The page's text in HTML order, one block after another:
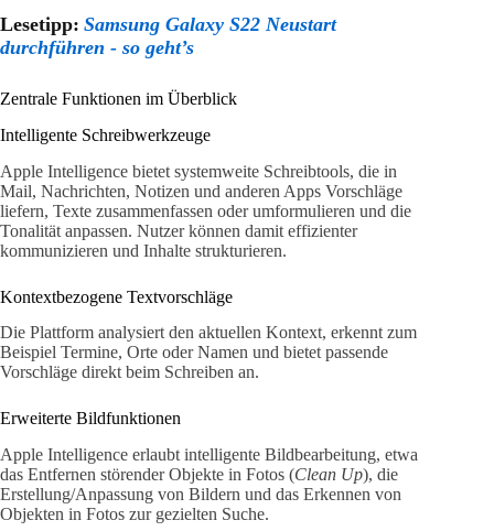
Lesetipp: Samsung Galaxy S22 Neustart
durchführen - so geht’s
Zentrale Funktionen im Überblick
Intelligente Schreibwerkzeuge
Apple Intelligence bietet systemweite Schreibtools, die in
Mail, Nachrichten, Notizen und anderen Apps Vorschläge
liefern, Texte zusammenfassen oder umformulieren und die
Tonalität anpassen. Nutzer können damit effizienter
kommunizieren und Inhalte strukturieren.
Kontextbezogene Textvorschläge
Die Plattform analysiert den aktuellen Kontext, erkennt zum
Beispiel Termine, Orte oder Namen und bietet passende
Vorschläge direkt beim Schreiben an.
Erweiterte Bildfunktionen
Apple Intelligence erlaubt intelligente Bildbearbeitung, etwa
das Entfernen störender Objekte in Fotos (Clean Up), die
Erstellung/Anpassung von Bildern und das Erkennen von
Objekten in Fotos zur gezielten Suche.